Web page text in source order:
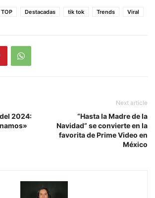
Destacadas tik tok Trends Viral
2024:
Next article
“Hasta la Madre de la
Navidad” se convierte en la
favorita de Prime Video en
México